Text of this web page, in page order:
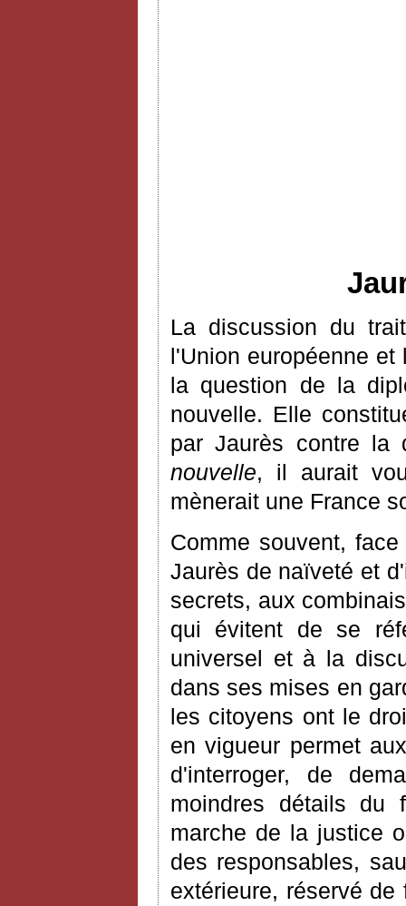
La discussion du
l'Union européenne
la question de la
nouvelle. Elle
par Jaurès contre la
nouvelle, il aurait
mènerait une France
Comme souvent,
Jaurès de naïveté et
secrets, aux
qui évitent de se
universel et à la
dans ses mises en
les citoyens ont le
en vigueur permet
d'interroger, de
moindres détails du
marche de la justice
des responsables,
extérieure, réservé